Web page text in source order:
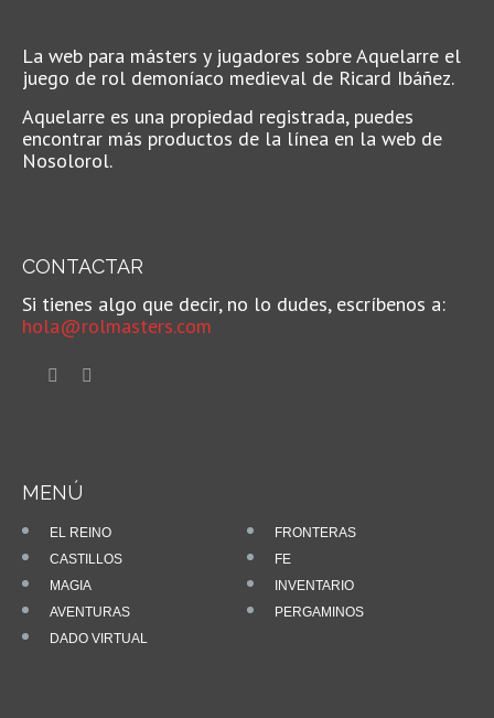
La web para másters y jugadores sobre Aquelarre el
juego de rol demoníaco medieval de Ricard Ibáñez.
Aquelarre es una propiedad registrada, puedes
encontrar más productos de la línea en la web de
Nosolorol.
CONTACTAR
Si tienes algo que decir, no lo dudes, escríbenos a:
hola@rolmasters.com
MENÚ
EL REINO
FRONTERAS
CASTILLOS
FE
MAGIA
INVENTARIO
AVENTURAS
PERGAMINOS
DADO VIRTUAL